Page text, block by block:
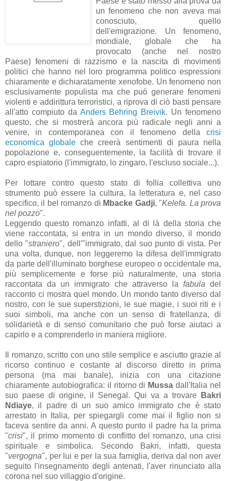
un fenomeno che non aveva mai
conosciuto, quello
dell'emigrazione. Un fenomeno,
mondiale, globale che ha
provocato (anche nel nostro
Paese) fenomeni di razzismo e la nascita di movimenti
politici che hanno nel loro programma politico espressioni
chiaramente e dichiaratamente xenofobe. Un fenomeno non
esclusivamente populista ma che può generare fenomeni
violenti e addirittura terroristici, a riprova di ciò basti pensare
all'atto compiuto da Anders Behring Breivik. Un fenomeno
questo, che si mostrerà ancora più radicale negli anni a
venire, in contemporanea con il fenomeno della crisi
economica globale che creerà sentimenti di paura nella
popolazione e, conseguentemente, la facilità di trovare il
capro espiatorio (l'immigrato, lo zingaro, l'escluso sociale...).
Per lottare contro questo stato di follia collettiva uno
strumento può essere la cultura, la letteratura e, nel caso
specifico, il bel romanzo di Mbacke Gadji, "Kelefa. La prova
nel pozzo".
Leggendo questo romanzo infatti, al di là della storia che
viene raccontata, si entra in un mondo diverso, il mondo
dello "straniero", dell'"immigrato, dal suo punto di vista. Per
una volta, dunque, non leggeremo la difesa dell'immigrato
da parte dell'illuminato borghese europeo o occidentale ma,
più semplicemente e forse più naturalmente, una storia
raccontata da un immigrato che attraverso la fabula del
racconto ci mostra quel mondo. Un mondo tanto diverso dal
nostro, con le sue superstizioni, le sue magie, i suoi riti e i
suoi simboli, ma anche con un senso di fratellanza, di
solidarietà e di senso comunitario che può forse aiutaci a
capirlo e a comprenderlo in maniera migliore.
Il romanzo, scritto con uno stile semplice e asciutto grazie al
ricorso continuo e costante al discorso diretto in prima
persona (ma mai banale), inizia con una citazione
chiaramente autobiografica: il ritorno di Mussa dall'Italia nel
suo paese di origine, il Senegal. Qui va a trovare
Bakri
Ndiaye, il padre di un suo amico immigrato che è stato
arrestato in Italia, per spiegargli come mai il figlio non si
faceva sentire da anni. A questo punto il padre ha la prima
"crisi", il primo momento di conflitto del romanzo, una crisi
spirituale e simbolica. Secondo Bakri, infatti, questa
"vergogna", per lui e per la sua famiglia, deriva dal non aver
seguito l'insegnamento degli antenati, l'aver rinunciato alla
corona nel suo villaggio d'origine.